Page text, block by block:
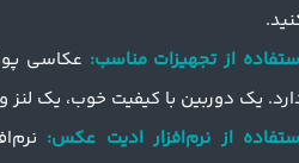
از تجهیزات مناسب: عکاسی
یک دوربین با کیفیت خوب، یک
از نرم‌افزار ادیت عکس: